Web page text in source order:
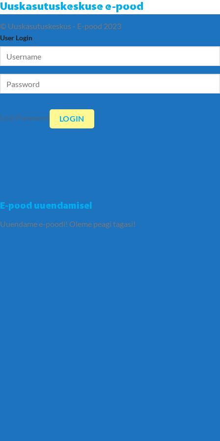
Uuskasutuskeskuse e-pood
E-pood uuendamisel
Uuendame e-poodi! Oleme peagi tagasi!
© Uuskasutuskeskus - E-pood 2023
User Login
Lost Password